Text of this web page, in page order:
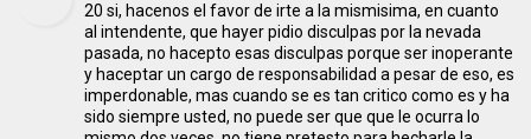
20 si, hacenos el favor de irte a la mismisima, en cuanto
al intendente, que hayer pidio disculpas por la nevada
pasada, no hacepto esas disculpas porque ser inoperante
y haceptar un cargo de responsabilidad a pesar de eso, es
imperdonable, mas cuando se es tan critico como es y ha
sido siempre usted, no puede ser que que le ocurra lo